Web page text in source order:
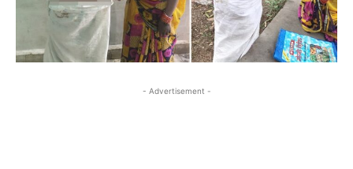
- Advertisement -